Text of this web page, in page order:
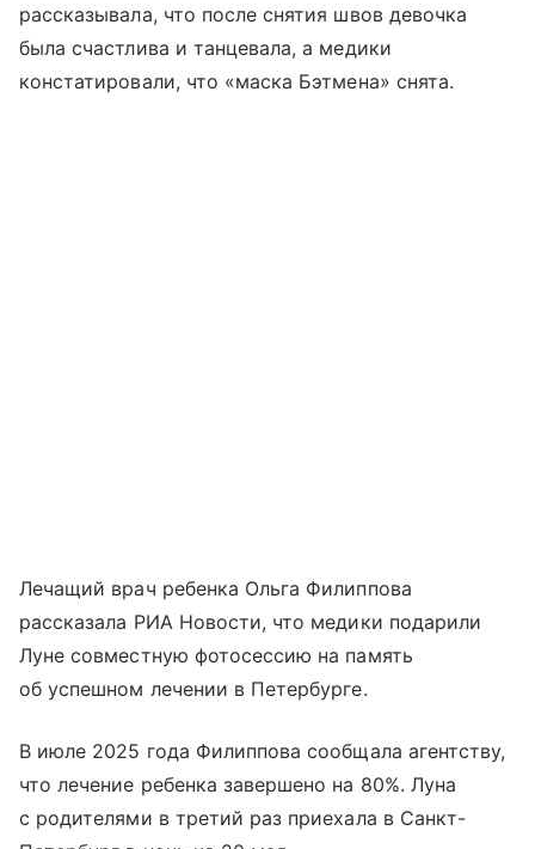
рассказывала, что после снятия швов девочка
была счастлива и танцевала, а медики
констатировали, что «маска Бэтмена» снята.
Лечащий врач ребенка Ольга Филиппова
рассказала РИА Новости, что медики подарили
Луне совместную фотосессию на память
об успешном лечении в Петербурге.
В июле 2025 года Филиппова сообщала агентству,
что лечение ребенка завершено на 80%. Луна
с родителями в третий раз приехала в Санкт-